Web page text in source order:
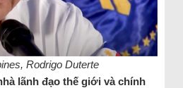
Rodrigo Duterte
lãnh đạo thế giới và chính